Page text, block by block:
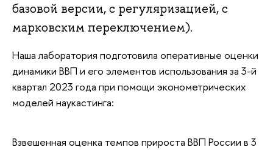
базовой версии, с регуляризацией, с
марковским переключением).
Наша лаборатория подготовила оперативные оценки
динамики ВВП и его элементов использования за 3-й
квартал 2023 года при помощи эконометрических
моделей наукастинга:
Взвешенная оценка темпов прироста ВВП России в 3